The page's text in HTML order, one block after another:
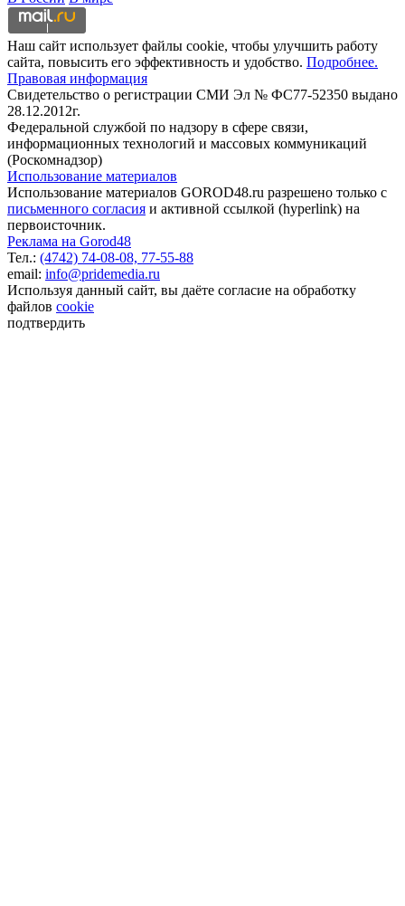
Наш сайт использует файлы cookie, чтобы улучшить работу
сайта, повысить его эффективность и удобство. Подробнее.
Правовая информация
Свидетельство о регистрации СМИ Эл № ФС77-52350 выдано
28.12.2012г.
Федеральной службой по надзору в сфере связи,
информационных технологий и массовых коммуникаций
(Роскомнадзор)
Использование материалов
Использование материалов GOROD48.ru разрешено только с
письменного согласия и активной ссылкой (hyperlink) на
первоисточник.
Реклама на Gorod48
Тел.: (4742) 74-08-08, 77-55-88
email: info@pridemedia.ru
Используя данный сайт, вы даёте согласие на обработку
файлов cookie
подтвердить